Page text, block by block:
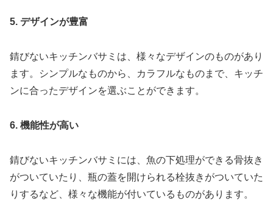
5. デザインが豊富
錆びないキッチンバサミは、様々なデザインのものがあり
ます。シンプルなものから、カラフルなものまで、キッチ
ンに合ったデザインを選ぶことができます。
6. 機能性が高い
錆びないキッチンバサミには、魚の下処理ができる骨抜き
がついていたり、瓶の蓋を開けられる栓抜きがついていた
りするなど、様々な機能が付いているものがあります。